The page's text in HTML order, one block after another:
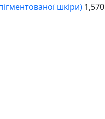
шкіри) 1,570